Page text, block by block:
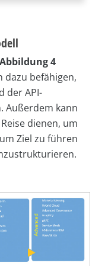
Abbildung 4
dazu befähigen,
der API-
Außerdem kann
dienen, um
Ziel zu führen